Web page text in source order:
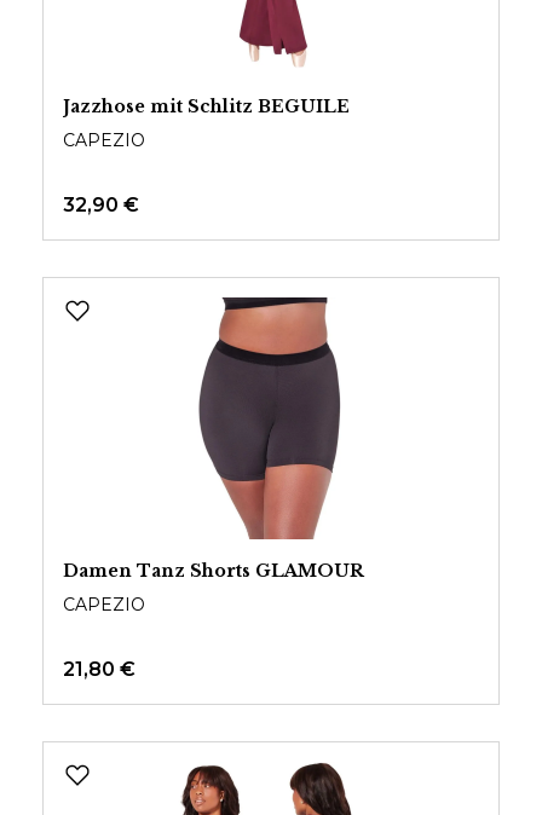
Jazzhose mit Schlitz BEGUILE
CAPEZIO
32,90 €
Damen Tanz Shorts GLAMOUR
CAPEZIO
21,80 €